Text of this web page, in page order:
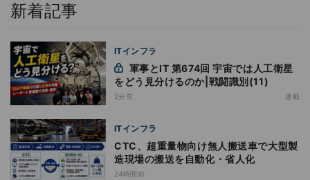
新着記事
ITインフラ
をどう見分けるのか|戦闘識別(11)
2分前 連載
ITインフラ
CTC、超重量物向け無人搬送車で大型製
造現場の搬送を自動化・省人化
24時間前